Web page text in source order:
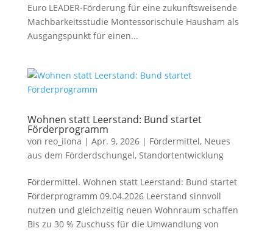
Euro LEADER-Förderung für eine zukunftsweisende
Machbarkeitsstudie Montessorischule Hausham als
Ausgangspunkt für einen...
Wohnen statt Leerstand: Bund startet
Förderprogramm
von reo_ilona | Apr. 9, 2026| Fördermittel, Neues
aus dem Förderdschungel, Standort­entwicklung
Fördermittel. Wohnen statt Leerstand: Bund startet
Förderprogramm 09.04.2026 Leerstand sinnvoll
nutzen und gleichzeitig neuen Wohnraum schaffen
Bis zu 30 % Zuschuss für die Umwandlung von